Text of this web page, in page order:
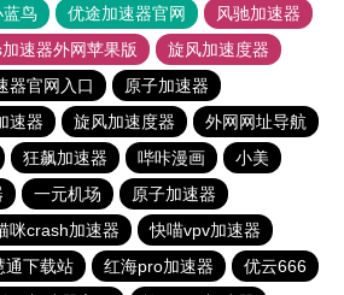
蓝鸟 优途加速器官网
风驰加速器
速器外网苹果版
旋风加速度器
器官网入口
原子加速器
速器 旋风加速度器
外网网址导航
狂飙加速器 哔咔漫画
小美
一元机场
原子加速器
咪crash加速器
快喵vpv加速器
通下载站 红海pro加速器
优云666